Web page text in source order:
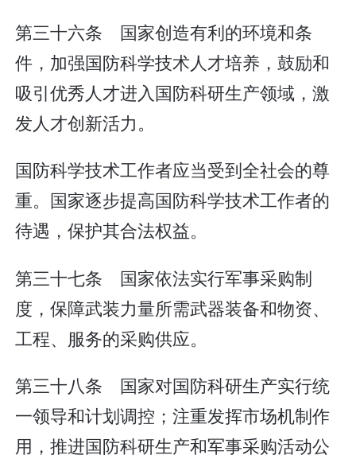
第三十六条 国家创造有利的环境和条
件，加强国防科学技术人才培养，鼓励和
吸引优秀人才进入国防科研生产领域，激
发人才创新活力。
国防科学技术工作者应当受到全社会的尊
重。国家逐步提高国防科学技术工作者的
待遇，保护其合法权益。
第三十七条 国家依法实行军事采购制
度，保障武装力量所需武器装备和物资、
工程、服务的采购供应。
第三十八条 国家对国防科研生产实行统
一领导和计划调控；注重发挥市场机制作
用，推进国防科研生产和军事采购活动公